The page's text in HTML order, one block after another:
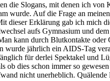
Slogans, mit denen ich von
wurde. Auf die Frage an
Erklärung gab ich mich
aufs Gymnasium und
kann durch Blutkontakte
jährlich ein AIDS-Tag
für derlei Spektakel und
dies schon immer so
nicht unerheblich.